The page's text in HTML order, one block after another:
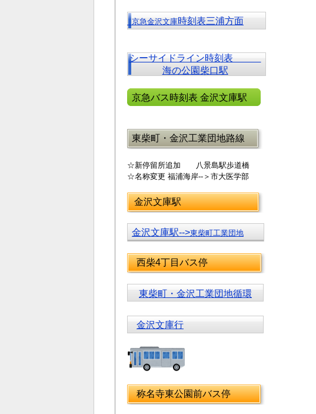
京急金沢文庫時刻表三浦方面
シーサイドライン時刻表
海の公園柴口駅
京急バス時刻表 金沢文庫駅
東柴町・金沢工業団地路線
☆新停留所追加 八景島駅歩道橋
☆名称変更 福浦海岸--＞市大医学部
金沢文庫駅
金沢文庫駅-->東柴町工業団地
西柴4丁目バス停
東柴町・金沢工業団地循環
金沢文庫行
称名寺東公園前バス停